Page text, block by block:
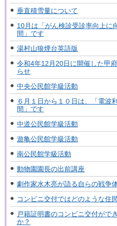
垂直積雪量について
10月は「がん検診受診率向上に
間」です
湯村山狼煙台英語版
令和4年12月20日に開催した甲
らせ
中央公民館学級活動
６月１日から１０日は、「電波
間」です
中道公民館学級活動
遊亀公民館学級活動
南公民館学級活動
動物園園長の出前講座
劇作家水木亮が語る自らの戦争
コンビニ交付ではどのような住
戸籍証明書のコンビニ交付がで
か？